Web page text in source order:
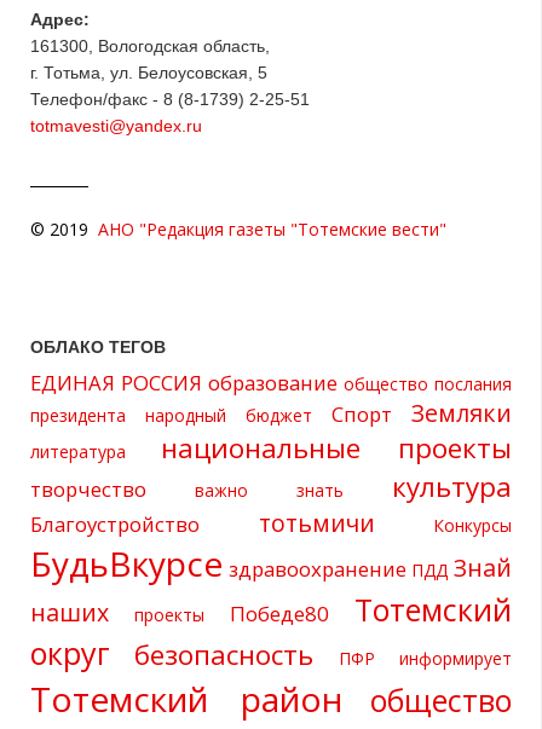
Адрес:
161300, Вологодская область,
г. Тотьма, ул. Белоусовская, 5
Телефон/факс - 8 (8-1739) 2-25-51
totmavesti@yandex.ru
© 2019 АНО "Редакция газеты "Тотемские вести"
ОБЛАКО ТЕГОВ
ЕДИНАЯ РОССИЯ образование общество послания
президента
народный бюджет Спорт Земляки
литература национальные проекты
творчество важно знать культура
Благоустройство тотьмичи Конкурсы
БудьВкурсе здравоохранение ПДД Знай
наших
проекты Победе80
Тотемский
округ
безопасность ПФР информирует
Тотемский район
общество